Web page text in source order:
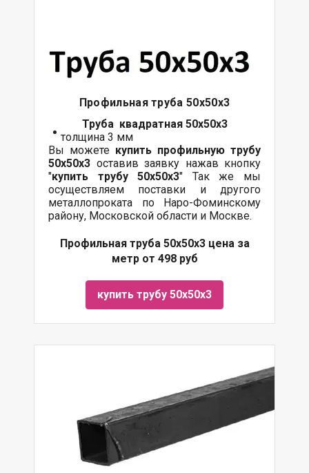
Профильная труба 50х50х3
Труба квадратная 50х50х3
толщина 3 мм
Вы можете купить профильную трубу
50х50х3 оставив заявку нажав кнопку
"купить трубу50х50х3" Так же мы
осуществляем поставки и другого
металлопроката по Наро-Фоминскому
району, Московской области и Москве.
Профильная труба 50х50х3 цена за
метр от 498 руб
купить трубу 50х50х3